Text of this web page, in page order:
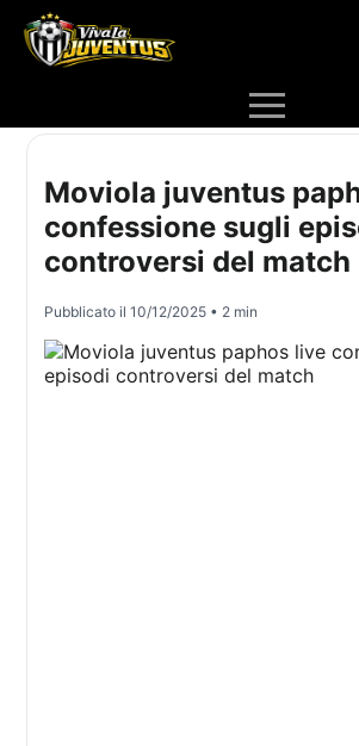
Moviola juventus
confessione sugli
controversi del match
Pubblicato il10/12/2025 • 2 min